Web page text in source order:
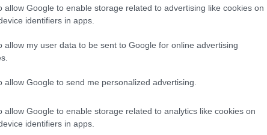
allow Google to enable storage related to advertising like cookies on
identifiers in apps.
allow my user data to be sent to Google for online advertising
allow Google to send me personalized advertising.
allow Google to enable storage related to analytics like cookies on
identifiers in apps.
si tratta, dunque, di un problema legato al
di peso e con abitudini alimentari
un rallentamento del flusso sanguigno.
suddivise in cinque categorie.
più giovani, in cui la pelle è tonica e il